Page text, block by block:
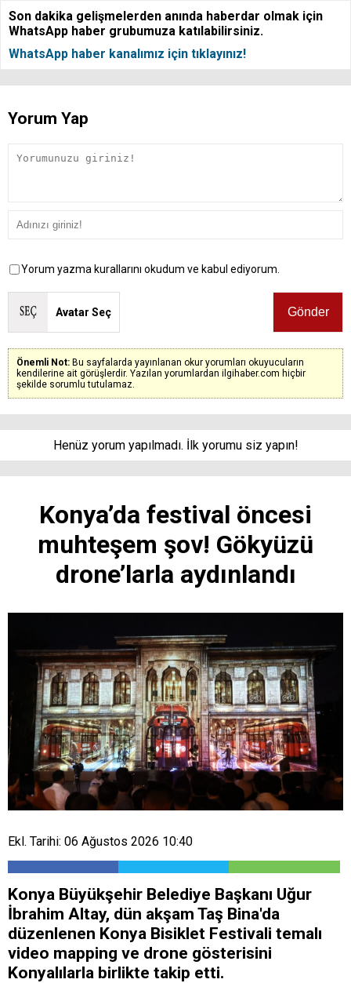
Son dakika gelişmelerden anında haberdar olmak için
WhatsApp haber grubumuza katılabilirsiniz.
WhatsApp haber kanalımız için tıklayınız!
Yorum Yap
Yorum yazma kurallarını okudum ve kabul ediyorum.
Avatar Seç
Önemli Not: Bu sayfalarda yayınlanan okur yorumları okuyucuların
kendilerine ait görüşlerdir. Yazılan yorumlardan ilgihaber.com hiçbir
şekilde sorumlu tutulamaz.
Henüz yorum yapılmadı. İlk yorumu siz yapın!
Konya’da festival öncesi
muhteşem şov! Gökyüzü
drone’larla aydınlandı
Ekl. Tarihi: 06 Ağustos 2026 10:40
Konya Büyükşehir Belediye Başkanı Uğur
İbrahim Altay, dün akşam Taş Bina'da
düzenlenen Konya Bisiklet Festivali temalı
video mapping ve drone gösterisini
Konyalılarla birlikte takip etti.